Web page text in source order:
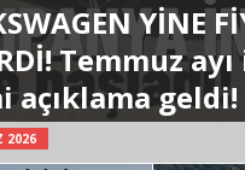
YİNE
Temmuz
açıklama geldi!
2026